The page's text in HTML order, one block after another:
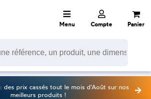
Menu Compte Panier
: des prix cassés tout le mois d'Août sur nos
meilleurs produits !